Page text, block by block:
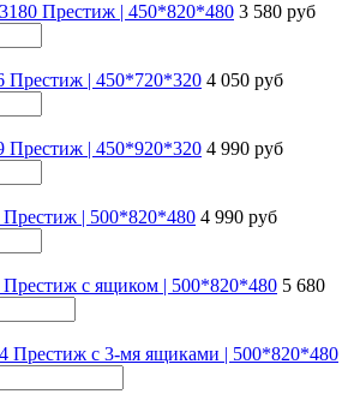
Престиж | 450*820*480 3 580 руб
| 450*720*320 4 050 руб
| 450*920*320 4 990 руб
| 500*820*480 4 990 руб
с ящиком | 500*820*480 5 680
Престиж с 3-мя ящиками | 500*820*480